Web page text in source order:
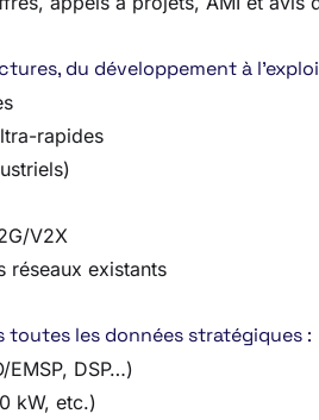
du développement à
rapides
V2X
réseaux existants
toutes les données stratégiques :
DSP…)
kW, etc.)